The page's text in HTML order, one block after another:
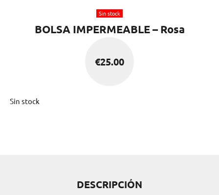
Sin stock
BOLSA IMPERMEABLE – Rosa
€25.00
Sin stock
DESCRIPCIÓN